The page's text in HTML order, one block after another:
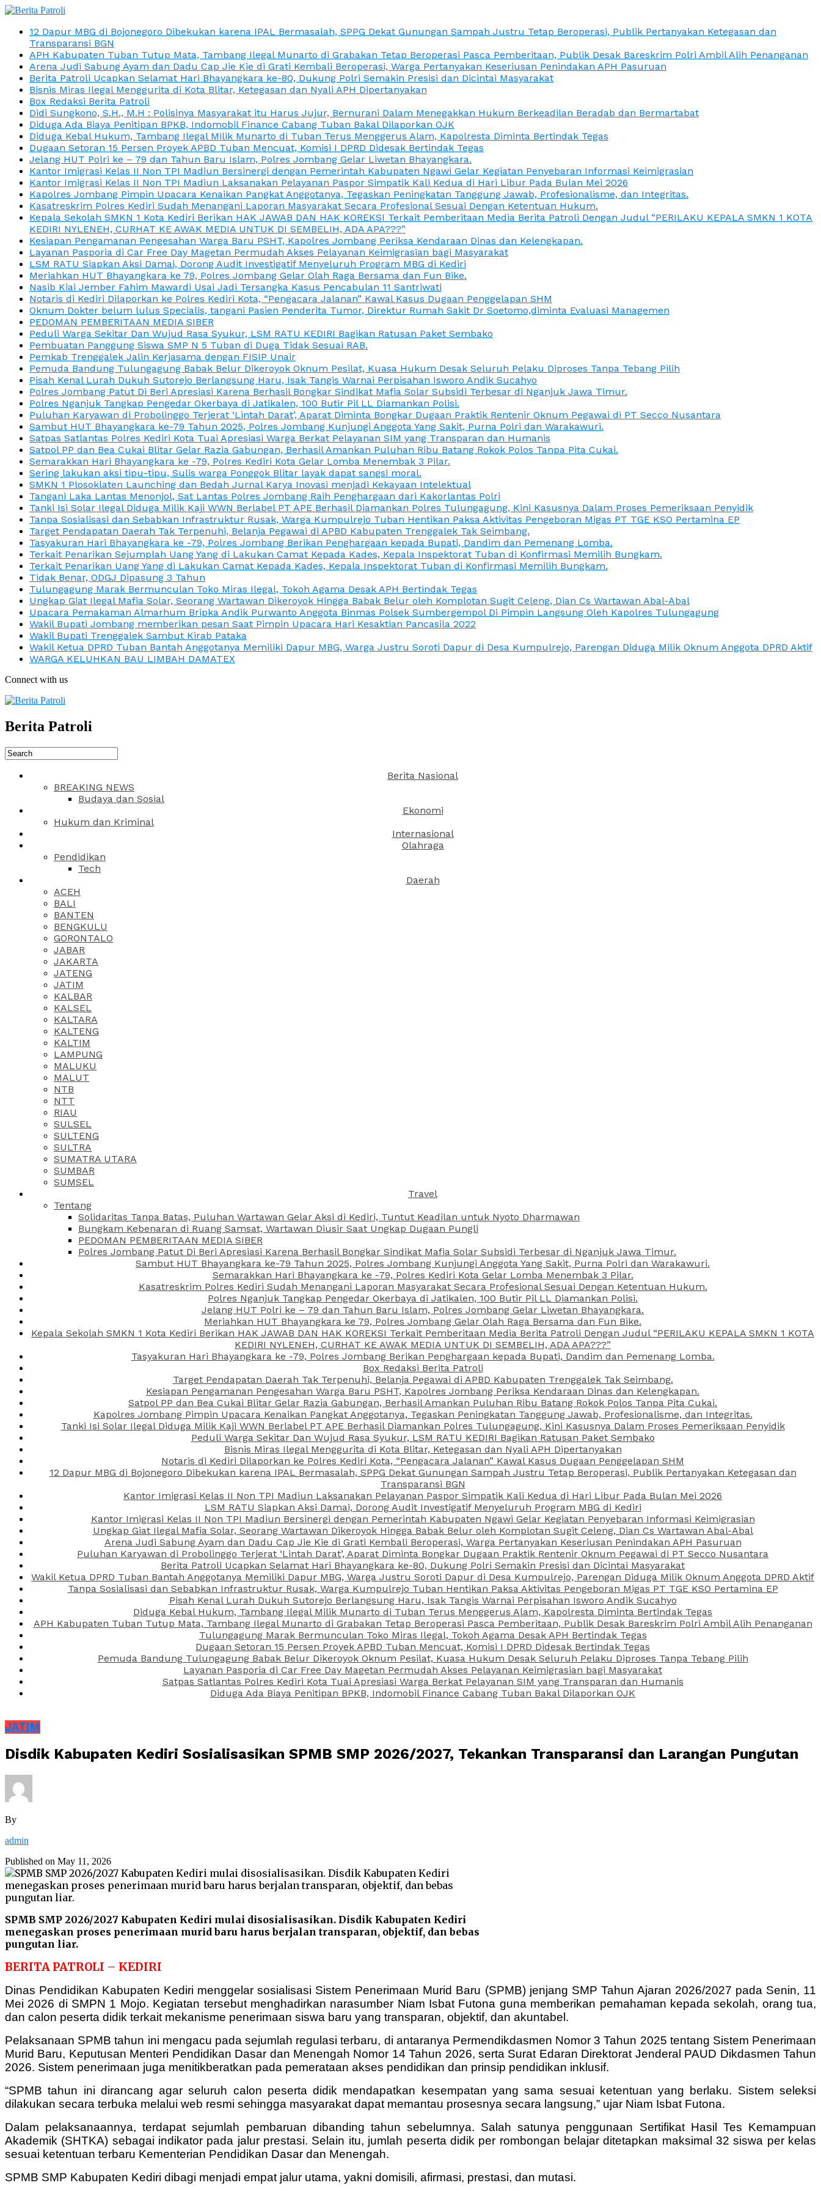
12 Dapur MBG di Bojonegoro Dibekukan karena IPAL Bermasalah, SPPG Dekat Gunungan Sampah Justru Tetap Beroperasi, Publik Pertanyakan Ketegasan dan
Transparansi BGN
APH Kabupaten Tuban Tutup Mata, Tambang Ilegal Munarto di Grabakan Tetap Beroperasi Pasca Pemberitaan, Publik Desak Bareskrim Polri Ambil Alih Penanganan
Arena Judi Sabung Ayam dan Dadu Cap Jie Kie di Grati Kembali Beroperasi, Warga Pertanyakan Keseriusan Penindakan APH Pasuruan
Berita Patroli Ucapkan Selamat Hari Bhayangkara ke-80, Dukung Polri Semakin Presisi dan Dicintai Masyarakat
Bisnis Miras Ilegal Menggurita di Kota Blitar, Ketegasan dan Nyali APH Dipertanyakan
Box Redaksi Berita Patroli
Didi Sungkono, S.H., M.H : Polisinya Masyarakat itu Harus Jujur, Bernurani Dalam Menegakkan Hukum Berkeadilan Beradab dan Bermartabat
Diduga Ada Biaya Penitipan BPKB, Indomobil Finance Cabang Tuban Bakal Dilaporkan OJK
Diduga Kebal Hukum, Tambang Ilegal Milik Munarto di Tuban Terus Menggerus Alam, Kapolresta Diminta Bertindak Tegas
Dugaan Setoran 15 Persen Proyek APBD Tuban Mencuat, Komisi I DPRD Didesak Bertindak Tegas
Jelang HUT Polri ke – 79 dan Tahun Baru Islam, Polres Jombang Gelar Liwetan Bhayangkara.
Kantor Imigrasi Kelas II Non TPI Madiun Bersinergi dengan Pemerintah Kabupaten Ngawi Gelar Kegiatan Penyebaran Informasi Keimigrasian
Kantor Imigrasi Kelas II Non TPI Madiun Laksanakan Pelayanan Paspor Simpatik Kali Kedua di Hari Libur Pada Bulan Mei 2026
Kapolres Jombang Pimpin Upacara Kenaikan Pangkat Anggotanya, Tegaskan Peningkatan Tanggung Jawab, Profesionalisme, dan Integritas.
Kasatreskrim Polres Kediri Sudah Menangani Laporan Masyarakat Secara Profesional Sesuai Dengan Ketentuan Hukum.
Kepala Sekolah SMKN 1 Kota Kediri Berikan HAK JAWAB DAN HAK KOREKSI Terkait Pemberitaan Media Berita Patroli Dengan Judul “PERILAKU KEPALA SMKN 1 KOTA
KEDIRI NYLENEH, CURHAT KE AWAK MEDIA UNTUK DI SEMBELIH, ADA APA???”
Kesiapan Pengamanan Pengesahan Warga Baru PSHT, Kapolres Jombang Periksa Kendaraan Dinas dan Kelengkapan.
Layanan Pasporia di Car Free Day Magetan Permudah Akses Pelayanan Keimigrasian bagi Masyarakat
LSM RATU Siapkan Aksi Damai, Dorong Audit Investigatif Menyeluruh Program MBG di Kediri
Meriahkan HUT Bhayangkara ke 79, Polres Jombang Gelar Olah Raga Bersama dan Fun Bike.
Nasib Kiai Jember Fahim Mawardi Usai Jadi Tersangka Kasus Pencabulan 11 Santriwati
Notaris di Kediri Dilaporkan ke Polres Kediri Kota, “Pengacara Jalanan” Kawal Kasus Dugaan Penggelapan SHM
Oknum Dokter belum lulus Specialis, tangani Pasien Penderita Tumor, Direktur Rumah Sakit Dr Soetomo,diminta Evaluasi Managemen
PEDOMAN PEMBERITAAN MEDIA SIBER
Peduli Warga Sekitar Dan Wujud Rasa Syukur, LSM RATU KEDIRI Bagikan Ratusan Paket Sembako
Pembuatan Panggung Siswa SMP N 5 Tuban di Duga Tidak Sesuai RAB.
Pemkab Trenggalek Jalin Kerjasama dengan FISIP Unair
Pemuda Bandung Tulungagung Babak Belur Dikeroyok Oknum Pesilat, Kuasa Hukum Desak Seluruh Pelaku Diproses Tanpa Tebang Pilih
Pisah Kenal Lurah Dukuh Sutorejo Berlangsung Haru, Isak Tangis Warnai Perpisahan Isworo Andik Sucahyo
Polres Jombang Patut Di Beri Apresiasi Karena Berhasil Bongkar Sindikat Mafia Solar Subsidi Terbesar di Nganjuk Jawa Timur.
Polres Nganjuk Tangkap Pengedar Okerbaya di Jatikalen, 100 Butir Pil LL Diamankan Polisi.
Puluhan Karyawan di Probolinggo Terjerat ‘Lintah Darat’, Aparat Diminta Bongkar Dugaan Praktik Rentenir Oknum Pegawai di PT Secco Nusantara
Sambut HUT Bhayangkara ke-79 Tahun 2025, Polres Jombang Kunjungi Anggota Yang Sakit, Purna Polri dan Warakawuri.
Satpas Satlantas Polres Kediri Kota Tuai Apresiasi Warga Berkat Pelayanan SIM yang Transparan dan Humanis
Satpol PP dan Bea Cukai Blitar Gelar Razia Gabungan, Berhasil Amankan Puluhan Ribu Batang Rokok Polos Tanpa Pita Cukai.
Semarakkan Hari Bhayangkara ke -79, Polres Kediri Kota Gelar Lomba Menembak 3 Pilar.
Sering lakukan aksi tipu-tipu, Sulis warga Ponggok Blitar layak dapat sangsi moral.
SMKN 1 Plosoklaten Launching dan Bedah Jurnal Karya Inovasi menjadi Kekayaan Intelektual
Tangani Laka Lantas Menonjol, Sat Lantas Polres Jombang Raih Penghargaan dari Kakorlantas Polri
Tanki Isi Solar Ilegal Diduga Milik Kaji WWN Berlabel PT APE Berhasil Diamankan Polres Tulungagung, Kini Kasusnya Dalam Proses Pemeriksaan Penyidik
Tanpa Sosialisasi dan Sebabkan Infrastruktur Rusak, Warga Kumpulrejo Tuban Hentikan Paksa Aktivitas Pengeboran Migas PT TGE KSO Pertamina EP
Target Pendapatan Daerah Tak Terpenuhi, Belanja Pegawai di APBD Kabupaten Trenggalek Tak Seimbang.
Tasyakuran Hari Bhayangkara ke -79, Polres Jombang Berikan Penghargaan kepada Bupati, Dandim dan Pemenang Lomba.
Terkait Penarikan Sejumplah Uang Yang di Lakukan Camat Kepada Kades, Kepala Inspektorat Tuban di Konfirmasi Memilih Bungkam.
Terkait Penarikan Uang Yang di Lakukan Camat Kepada Kades, Kepala Inspektorat Tuban di Konfirmasi Memilih Bungkam.
Tidak Benar, ODGJ Dipasung 3 Tahun
Tulungagung Marak Bermunculan Toko Miras Ilegal, Tokoh Agama Desak APH Bertindak Tegas
Ungkap Giat Ilegal Mafia Solar, Seorang Wartawan Dikeroyok Hingga Babak Belur oleh Komplotan Sugit Celeng, Dian Cs Wartawan Abal-Abal
Upacara Pemakaman Almarhum Bripka Andik Purwanto Anggota Binmas Polsek Sumbergempol Di Pimpin Langsung Oleh Kapolres Tulungagung
Wakil Bupati Jombang memberikan pesan Saat Pimpin Upacara Hari Kesaktian Pancasila 2022
Wakil Bupati Trenggalek Sambut Kirab Pataka
Wakil Ketua DPRD Tuban Bantah Anggotanya Memiliki Dapur MBG, Warga Justru Soroti Dapur di Desa Kumpulrejo, Parengan Diduga Milik Oknum Anggota DPRD Aktif
WARGA KELUHKAN BAU LIMBAH DAMATEX
Connect with us
Berita Patroli
Berita Nasional
BREAKING NEWS
Budaya dan Sosial
Ekonomi
Hukum dan Kriminal
Internasional
Olahraga
Pendidikan
Tech
Daerah
ACEH
BALI
BANTEN
BENGKULU
GORONTALO
JABAR
JAKARTA
JATENG
JATIM
KALBAR
KALSEL
KALTARA
KALTENG
KALTIM
LAMPUNG
MALUKU
MALUT
NTB
NTT
RIAU
SULSEL
SULTENG
SULTRA
SUMATRA UTARA
SUMBAR
SUMSEL
Travel
Tentang
Solidaritas Tanpa Batas, Puluhan Wartawan Gelar Aksi di Kediri, Tuntut Keadilan untuk Nyoto Dharmawan
Bungkam Kebenaran di Ruang Samsat, Wartawan Diusir Saat Ungkap Dugaan Pungli
PEDOMAN PEMBERITAAN MEDIA SIBER
Polres Jombang Patut Di Beri Apresiasi Karena Berhasil Bongkar Sindikat Mafia Solar Subsidi Terbesar di Nganjuk Jawa Timur.
Sambut HUT Bhayangkara ke-79 Tahun 2025, Polres Jombang Kunjungi Anggota Yang Sakit, Purna Polri dan Warakawuri.
Semarakkan Hari Bhayangkara ke -79, Polres Kediri Kota Gelar Lomba Menembak 3 Pilar.
Kasatreskrim Polres Kediri Sudah Menangani Laporan Masyarakat Secara Profesional Sesuai Dengan Ketentuan Hukum.
Polres Nganjuk Tangkap Pengedar Okerbaya di Jatikalen, 100 Butir Pil LL Diamankan Polisi.
Jelang HUT Polri ke – 79 dan Tahun Baru Islam, Polres Jombang Gelar Liwetan Bhayangkara.
Meriahkan HUT Bhayangkara ke 79, Polres Jombang Gelar Olah Raga Bersama dan Fun Bike.
Kepala Sekolah SMKN 1 Kota Kediri Berikan HAK JAWAB DAN HAK KOREKSI Terkait Pemberitaan Media Berita Patroli Dengan Judul “PERILAKU KEPALA SMKN 1 KOTA
KEDIRI NYLENEH, CURHAT KE AWAK MEDIA UNTUK DI SEMBELIH, ADA APA???”
Tasyakuran Hari Bhayangkara ke -79, Polres Jombang Berikan Penghargaan kepada Bupati, Dandim dan Pemenang Lomba.
Box Redaksi Berita Patroli
Target Pendapatan Daerah Tak Terpenuhi, Belanja Pegawai di APBD Kabupaten Trenggalek Tak Seimbang.
Kesiapan Pengamanan Pengesahan Warga Baru PSHT, Kapolres Jombang Periksa Kendaraan Dinas dan Kelengkapan.
Satpol PP dan Bea Cukai Blitar Gelar Razia Gabungan, Berhasil Amankan Puluhan Ribu Batang Rokok Polos Tanpa Pita Cukai.
Kapolres Jombang Pimpin Upacara Kenaikan Pangkat Anggotanya, Tegaskan Peningkatan Tanggung Jawab, Profesionalisme, dan Integritas.
Tanki Isi Solar Ilegal Diduga Milik Kaji WWN Berlabel PT APE Berhasil Diamankan Polres Tulungagung, Kini Kasusnya Dalam Proses Pemeriksaan Penyidik
Peduli Warga Sekitar Dan Wujud Rasa Syukur, LSM RATU KEDIRI Bagikan Ratusan Paket Sembako
Bisnis Miras Ilegal Menggurita di Kota Blitar, Ketegasan dan Nyali APH Dipertanyakan
Notaris di Kediri Dilaporkan ke Polres Kediri Kota, “Pengacara Jalanan” Kawal Kasus Dugaan Penggelapan SHM
12 Dapur MBG di Bojonegoro Dibekukan karena IPAL Bermasalah, SPPG Dekat Gunungan Sampah Justru Tetap Beroperasi, Publik Pertanyakan Ketegasan dan
Transparansi BGN
Kantor Imigrasi Kelas II Non TPI Madiun Laksanakan Pelayanan Paspor Simpatik Kali Kedua di Hari Libur Pada Bulan Mei 2026
LSM RATU Siapkan Aksi Damai, Dorong Audit Investigatif Menyeluruh Program MBG di Kediri
Kantor Imigrasi Kelas II Non TPI Madiun Bersinergi dengan Pemerintah Kabupaten Ngawi Gelar Kegiatan Penyebaran Informasi Keimigrasian
Ungkap Giat Ilegal Mafia Solar, Seorang Wartawan Dikeroyok Hingga Babak Belur oleh Komplotan Sugit Celeng, Dian Cs Wartawan Abal-Abal
Arena Judi Sabung Ayam dan Dadu Cap Jie Kie di Grati Kembali Beroperasi, Warga Pertanyakan Keseriusan Penindakan APH Pasuruan
Puluhan Karyawan di Probolinggo Terjerat ‘Lintah Darat’, Aparat Diminta Bongkar Dugaan Praktik Rentenir Oknum Pegawai di PT Secco Nusantara
Berita Patroli Ucapkan Selamat Hari Bhayangkara ke-80, Dukung Polri Semakin Presisi dan Dicintai Masyarakat
Wakil Ketua DPRD Tuban Bantah Anggotanya Memiliki Dapur MBG, Warga Justru Soroti Dapur di Desa Kumpulrejo, Parengan Diduga Milik Oknum Anggota DPRD Aktif
Tanpa Sosialisasi dan Sebabkan Infrastruktur Rusak, Warga Kumpulrejo Tuban Hentikan Paksa Aktivitas Pengeboran Migas PT TGE KSO Pertamina EP
Pisah Kenal Lurah Dukuh Sutorejo Berlangsung Haru, Isak Tangis Warnai Perpisahan Isworo Andik Sucahyo
Diduga Kebal Hukum, Tambang Ilegal Milik Munarto di Tuban Terus Menggerus Alam, Kapolresta Diminta Bertindak Tegas
APH Kabupaten Tuban Tutup Mata, Tambang Ilegal Munarto di Grabakan Tetap Beroperasi Pasca Pemberitaan, Publik Desak Bareskrim Polri Ambil Alih Penanganan
Tulungagung Marak Bermunculan Toko Miras Ilegal, Tokoh Agama Desak APH Bertindak Tegas
Dugaan Setoran 15 Persen Proyek APBD Tuban Mencuat, Komisi I DPRD Didesak Bertindak Tegas
Pemuda Bandung Tulungagung Babak Belur Dikeroyok Oknum Pesilat, Kuasa Hukum Desak Seluruh Pelaku Diproses Tanpa Tebang Pilih
Layanan Pasporia di Car Free Day Magetan Permudah Akses Pelayanan Keimigrasian bagi Masyarakat
Satpas Satlantas Polres Kediri Kota Tuai Apresiasi Warga Berkat Pelayanan SIM yang Transparan dan Humanis
Diduga Ada Biaya Penitipan BPKB, Indomobil Finance Cabang Tuban Bakal Dilaporkan OJK
JATIM
Disdik Kabupaten Kediri Sosialisasikan SPMB SMP 2026/2027, Tekankan Transparansi dan Larangan Pungutan
By
admin
Published on May 11, 2026
SPMB SMP 2026/2027 Kabupaten Kediri mulai disosialisasikan. Disdik Kabupaten Kediri
menegaskan proses penerimaan murid baru harus berjalan transparan, objektif, dan bebas
pungutan liar.
BERITA PATROLI – KEDIRI
Dinas Pendidikan Kabupaten Kediri menggelar sosialisasi Sistem Penerimaan Murid Baru (SPMB) jenjang SMP Tahun Ajaran 2026/2027 pada Senin, 11
Mei 2026 di SMPN 1 Mojo. Kegiatan tersebut menghadirkan narasumber Niam Isbat Futona guna memberikan pemahaman kepada sekolah, orang tua,
dan calon peserta didik terkait mekanisme penerimaan siswa baru yang transparan, objektif, dan akuntabel.
Pelaksanaan SPMB tahun ini mengacu pada sejumlah regulasi terbaru, di antaranya Permendikdasmen Nomor 3 Tahun 2025 tentang Sistem Penerimaan
Murid Baru, Keputusan Menteri Pendidikan Dasar dan Menengah Nomor 14 Tahun 2026, serta Surat Edaran Direktorat Jenderal PAUD Dikdasmen Tahun
2026. Sistem penerimaan juga menitikberatkan pada pemerataan akses pendidikan dan prinsip pendidikan inklusif.
“SPMB tahun ini dirancang agar seluruh calon peserta didik mendapatkan kesempatan yang sama sesuai ketentuan yang berlaku. Sistem seleksi
dilakukan secara terbuka melalui web resmi sehingga masyarakat dapat memantau prosesnya secara langsung,” ujar Niam Isbat Futona.
Dalam pelaksanaannya, terdapat sejumlah pembaruan dibanding tahun sebelumnya. Salah satunya penggunaan Sertifikat Hasil Tes Kemampuan
Akademik (SHTKA) sebagai indikator pada jalur prestasi. Selain itu, jumlah peserta didik per rombongan belajar ditetapkan maksimal 32 siswa per kelas
sesuai ketentuan terbaru Kementerian Pendidikan Dasar dan Menengah.
SPMB SMP Kabupaten Kediri dibagi menjadi empat jalur utama, yakni domisili, afirmasi, prestasi, dan mutasi.